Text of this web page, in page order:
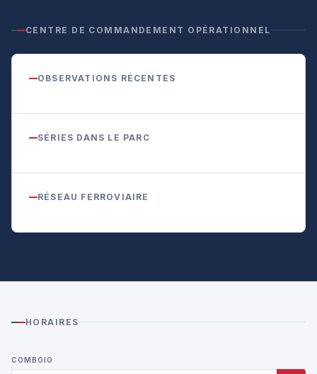
CENTRE DE COMMANDEMENT OPÉRATIONNEL
OBSERVATIONS RÉCENTES
SÉRIES DANS LE PARC
RÉSEAU FERROVIAIRE
HORAIRES
COMBOIO